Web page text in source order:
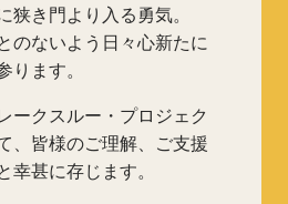
狭き門より入る勇気。
のないよう日々心新たに
ります。
ークスルー・プロジェク
、皆様のご理解、ご支援
幸甚に存じます。